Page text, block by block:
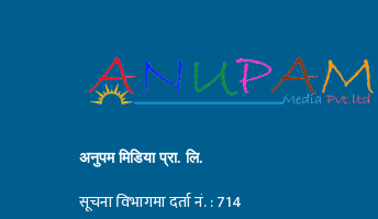
अनुपम मिडिया प्रा. लि.
सूचना विभागमा दर्ता नं. : 714